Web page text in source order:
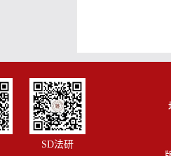
SD法研